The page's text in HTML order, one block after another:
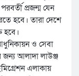
প্রজন্ম যেন
হবে। তারা দেশে
হবে।
ও সেবা
জন্য আলাদা লাউঞ্জ
এলাকায়